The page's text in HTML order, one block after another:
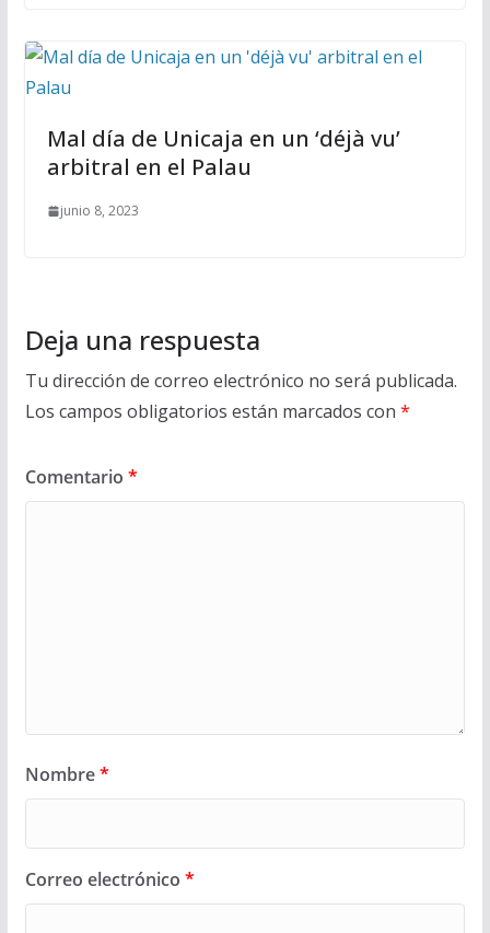
Mal día de Unicaja en un ‘déjà vu’
arbitral en el Palau
junio 8, 2023
Deja una respuesta
Tu dirección de correo electrónico no será publicada.
Los campos obligatorios están marcados con *
Comentario *
Nombre*
Correo electrónico *